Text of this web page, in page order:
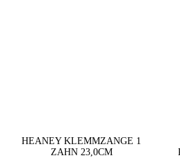
HEANEY KLEMMZANGE 1
ZAHN 23,0CM